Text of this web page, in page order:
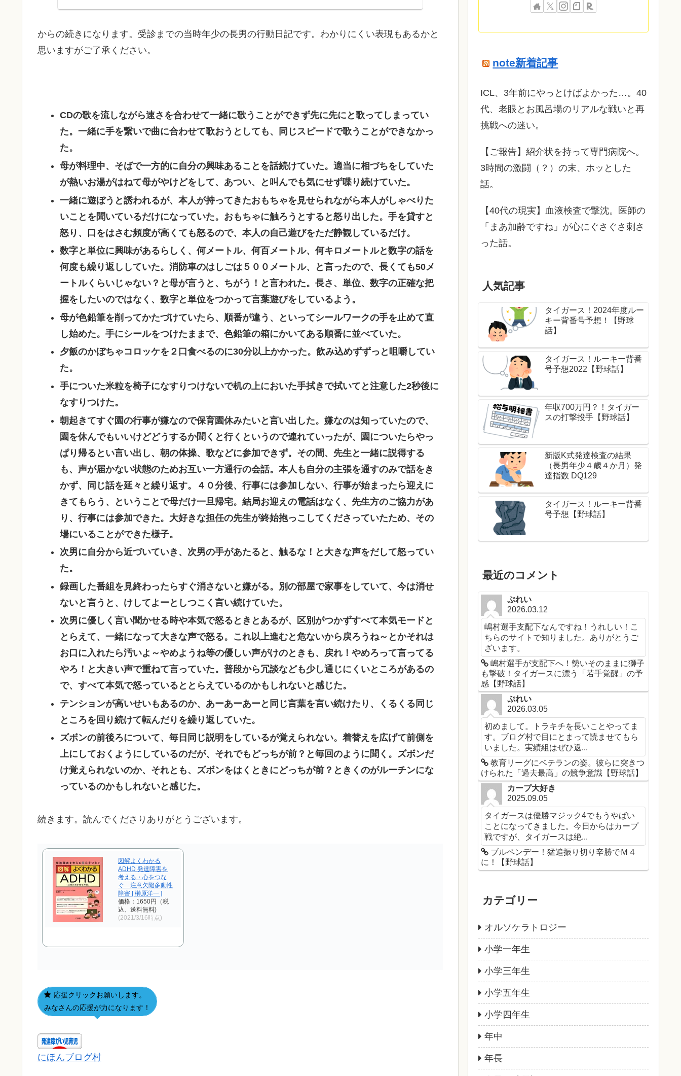
からの続きになります。受診までの当時年少の長男の行動日記です。わかりにくい表現もあるかと
思いますがご了承ください。
CDの歌を流しながら速さを合わせて一緒に歌うことができず先に先にと歌ってしまってい
た。一緒に手を繋いで曲に合わせて歌おうとしても、同じスピードで歌うことができなかっ
た。
母が料理中、そばで一方的に自分の興味あることを話続けていた。適当に相づちをしていた
が熱いお湯がはねて母がやけどをして、あつい、と叫んでも気にせず喋り続けていた。
一緒に遊ぼうと誘われるが、本人が持ってきたおもちゃを見せられながら本人がしゃべりた
いことを聞いているだけになっていた。おもちゃに触ろうとすると怒り出した。手を貸すと
怒り、口をはさむ頻度が高くても怒るので、本人の自己遊びをただ静観しているだけ。
数字と単位に興味があるらしく、何メートル、何百メートル、何キロメートルと数字の話を
何度も繰り返ししていた。消防車のはしごは５００メートル、と言ったので、長くても50メ
ートルくらいじゃない？と母が言うと、ちがう！と言われた。長さ、単位、数字の正確な把
握をしたいのではなく、数字と単位をつかって言葉遊びをしているよう。
母が色鉛筆を削ってかたづけていたら、順番が違う、といってシールワークの手を止めて直
し始めた。手にシールをつけたままで、色鉛筆の箱にかいてある順番に並べていた。
夕飯のかぼちゃコロッケを２口食べるのに30分以上かかった。飲み込めずずっと咀嚼してい
た。
手についた米粒を椅子になすりつけないで机の上においた手拭きで拭いてと注意した2秒後に
なすりつけた。
朝起きてすぐ園の行事が嫌なので保育園休みたいと言い出した。嫌なのは知っていたので、
園を休んでもいいけどどうするか聞くと行くというので連れていったが、園についたらやっ
ぱり帰るとい言い出し、朝の体操、歌などに参加できず。その間、先生と一緒に説得する
も、声が届かない状態のためお互い一方通行の会話。本人も自分の主張を通すのみで話をき
かず、同じ話を延々と繰り返す。４０分後、行事には参加しない、行事が始まったら迎えに
きてもらう、ということで母だけ一旦帰宅。結局お迎えの電話はなく、先生方のご協力があ
り、行事には参加できた。大好きな担任の先生が終始抱っこしてくださっていたため、その
場にいることができた様子。
次男に自分から近づいていき、次男の手があたると、触るな！と大きな声をだして怒ってい
た。
録画した番組を見終わったらすぐ消さないと嫌がる。別の部屋で家事をしていて、今は消せ
ないと言うと、けしてよーとしつこく言い続けていた。
次男に優しく言い聞かせる時や本気で怒るときとあるが、区別がつかずすべて本気モードと
とらえて、一緒になって大きな声で怒る。これ以上進むと危ないから戻ろうね～とかそれは
お口に入れたら汚いよ～やめようね等の優しい声がけのときも、戻れ！やめろって言ってる
やろ！と大きい声で重ねて言っていた。普段から冗談なども少し通じにくいところがあるの
で、すべて本気で怒っているととらえているのかもしれないと感じた。
テンションが高いせいもあるのか、あーあーあーと同じ言葉を言い続けたり、くるくる同じ
ところを回り続けて転んだりを繰り返していた。
ズボンの前後ろについて、毎日同じ説明をしているが覚えられない。着替えを広げて前側を
上にしておくようにしているのだが、それでもどっちが前？と毎回のように聞く。ズボンだ
け覚えられないのか、それとも、ズボンをはくときにどっちが前？ときくのがルーチンにな
っているのかもしれないと感じた。
続きます。読んでくださりありがとうございます。
図解よくわかる
ADHD 発達障害を
考える・心をつな
ぐ 注意欠陥多動性
障害 [ 榊原洋一 ]
価格：1650円（税
込、送料無料)
(2021/3/16時点)
応援クリックお願いします。
みなさんの応援が力になります！
にほんブログ村
note新着記事
ICL、3年前にやっとけばよかった…。40
代、老眼とお風呂場のリアルな戦いと再
挑戦への迷い。
​【ご報告】紹介状を持って専門病院へ。
3時間の激闘（？）の末、ホッとした
話。
【40代の現実】血液検査で撃沈。医師の
「まあ加齢ですね」が心にぐさぐさ刺さ
った話。
人気記事
タイガース！2024年度ルー
キー背番号予想！【野球
話】
タイガース！ルーキー背番
号予想2022【野球話】
年収700万円？！タイガー
スの打撃投手【野球話】
新版K式発達検査の結果
（長男年少４歳４か月）発
達指数 DQ129
タイガース！ルーキー背番
号予想【野球話】
最近のコメント
ぷれい
2026.03.12
嶋村選手支配下なんですね！うれしい！こ
ちらのサイトで知りました。ありがとうご
ざいます。
嶋村選手が支配下へ！勢いそのままに獅子
も撃破！タイガースに漂う「若手覚醒」の予
感【野球話】
ぷれい
2026.03.05
初めまして。トラキチを長いことやってま
す。ブログ村で目にとまって読ませてもら
いました。実績組はぜひ返...
教育リーグにベテランの姿。彼らに突きつ
けられた「過去最高」の競争意識【野球話】
カープ大好き
2025.09.05
タイガースは優勝マジック4でもうやばい
ことになってきました。今日からはカープ
戦ですが、タイガースは絶...
ブルペンデー！猛追振り切り辛勝でＭ４
に！【野球話】
カテゴリー
オルソケラトロジー
小学一年生
小学三年生
小学五年生
小学四年生
年中
年長